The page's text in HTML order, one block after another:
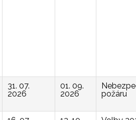
31. 07.
2026
01. 09.
2026
požáru